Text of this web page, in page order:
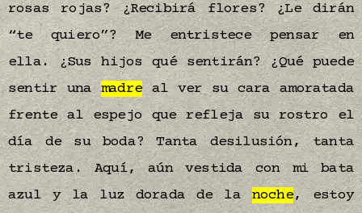
rosas rojas? ¿Recibirá flores? ¿Le dirán
“te quiero”? Me entristece pensar en
ella. ¿Sus hijos qué sentirán? ¿Qué puede
sentir unamadreal ver su cara amoratada
frente al espejo que refleja su rostro el
día de su boda? Tanta desilusión, tanta
tristeza. Aquí, aún vestida con mi bata
azul y la luz dorada de la noche, estoy